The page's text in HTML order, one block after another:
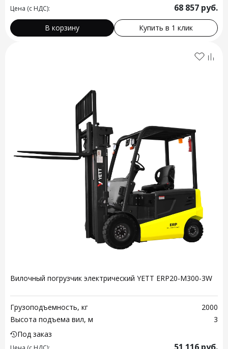
Цена (с НДС): 68 857 руб.
В корзину Купить в 1 клик
Вилочный погрузчик электрический YETT ERP20-M300-3W
Грузоподъемность, кг
2000
Высота подъема вил, м
3
Под заказ